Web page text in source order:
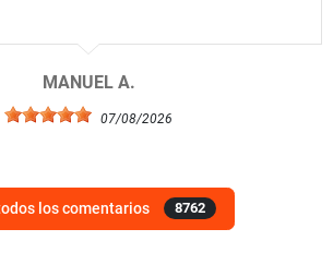
MANUEL A.
07/08/2026
los comentarios 8762